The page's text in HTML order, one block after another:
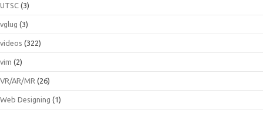
UTSC (3)
vglug (3)
videos (322)
vim (2)
VR/AR/MR (26)
Web Designing (1)